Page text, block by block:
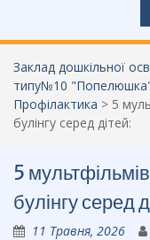
Заклад дошкільної
типу№10 "Попелюшка"
Профілактика > 5
булінгу серед дітей:
5
булінгу серед
11 Травня, 2026